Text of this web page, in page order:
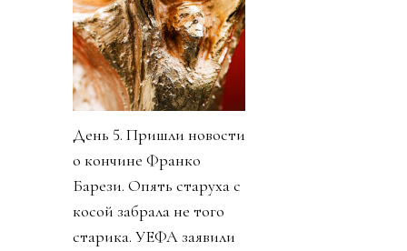
День 5. Пришли новости
о кончине Франко
Барези. Опять старуха с
косой забрала не того
старика. УЕФА заявили